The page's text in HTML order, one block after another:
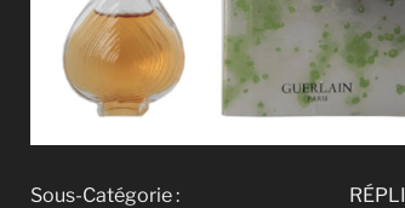
Sous-Catégorie :